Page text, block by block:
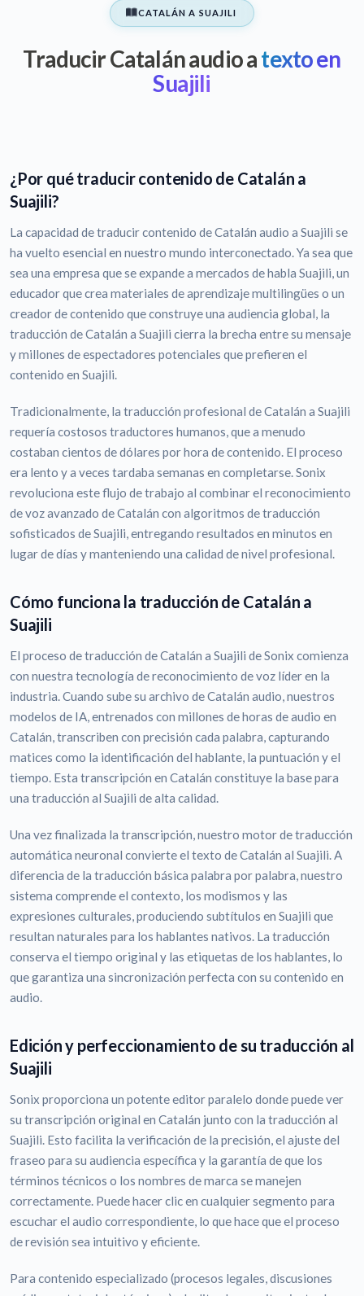
CATALÁN A SUAJILI
Traducir Catalán audio atexto en
Suajili
¿Por qué traducir contenido de Catalán a
Suajili?
La capacidad de traducir contenido de Catalán audio a Suajili se
ha vuelto esencial en nuestro mundo interconectado. Ya sea que
sea una empresa que se expande a mercados de habla Suajili, un
educador que crea materiales de aprendizaje multilingües o un
creador de contenido que construye una audiencia global, la
traducción de Catalán a Suajili cierra la brecha entre su mensaje
y millones de espectadores potenciales que prefieren el
contenido en Suajili.
Tradicionalmente, la traducción profesional de Catalán a Suajili
requería costosos traductores humanos, que a menudo
costaban cientos de dólares por hora de contenido. El proceso
era lento y a veces tardaba semanas en completarse. Sonix
revoluciona este flujo de trabajo al combinar el reconocimiento
de voz avanzado de Catalán con algoritmos de traducción
sofisticados de Suajili, entregando resultados en minutos en
lugar de días y manteniendo una calidad de nivel profesional.
Cómo funciona la traducción de Catalán a
Suajili
El proceso de traducción de Catalán a Suajili de Sonix comienza
con nuestra tecnología de reconocimiento de voz líder en la
industria. Cuando sube su archivo de Catalán audio, nuestros
modelos de IA, entrenados con millones de horas de audio en
Catalán, transcriben con precisión cada palabra, capturando
matices como la identificación del hablante, la puntuación y el
tiempo. Esta transcripción en Catalán constituye la base para
una traducción al Suajili de alta calidad.
Una vez finalizada la transcripción, nuestro motor de traducción
automática neuronal convierte el texto de Catalán al Suajili. A
diferencia de la traducción básica palabra por palabra, nuestro
sistema comprende el contexto, los modismos y las
expresiones culturales, produciendo subtítulos en Suajili que
resultan naturales para los hablantes nativos. La traducción
conserva el tiempo original y las etiquetas de los hablantes, lo
que garantiza una sincronización perfecta con su contenido en
audio.
Edición y perfeccionamiento de su traducción al
Suajili
Sonix proporciona un potente editor paralelo donde puede ver
su transcripción original en Catalán junto con la traducción al
Suajili. Esto facilita la verificación de la precisión, el ajuste del
fraseo para su audiencia específica y la garantía de que los
términos técnicos o los nombres de marca se manejen
correctamente. Puede hacer clic en cualquier segmento para
escuchar el audio correspondiente, lo que hace que el proceso
de revisión sea intuitivo y eficiente.
Para contenido especializado (procesos legales, discusiones